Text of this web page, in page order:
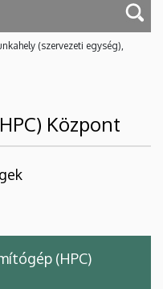
(szervezeti egység),
Központ
(HPC)